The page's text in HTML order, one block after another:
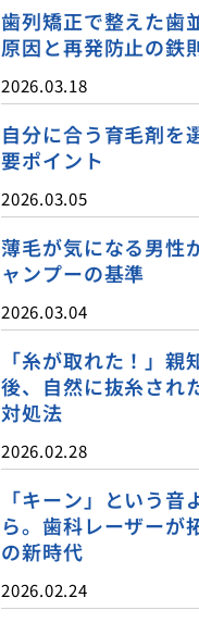
歯列矯正で整えた歯
原因と再発防止の鉄
2026.03.18
自分に合う育毛剤を
要ポイント
2026.03.05
薄毛が気になる男性
ャンプーの基準
2026.03.04
「糸が取れた！」親
後、自然に抜糸され
対処法
2026.02.28
「キーン」という音
ら。歯科レーザーが
の新時代
2026.02.24